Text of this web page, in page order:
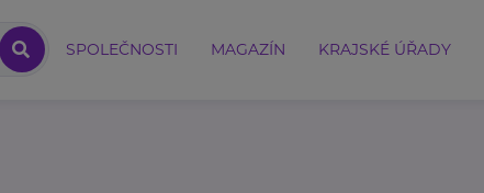
SPOLEČNOSTI MAGAZÍN KRAJSKÉ ÚŘADY